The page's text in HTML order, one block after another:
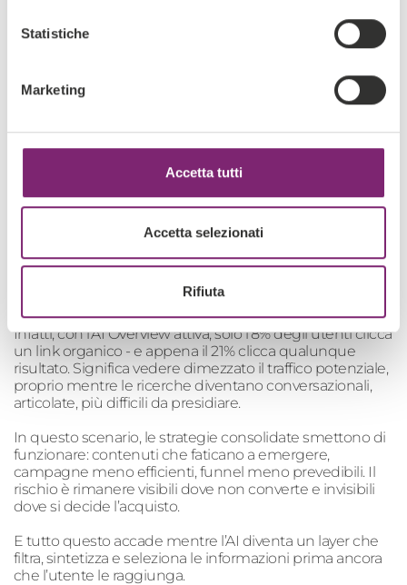
Statistiche
Marketing
Accetta tutti
Accetta selezionati
Rifiuta
Introduzione
L’introduzione dell’AI Overview riduce drasticamente la
visibilità dei risultati organici: quando compare, gli utenti
cliccano meno, navigano meno e trovano già ciò che
questo significa una perdita di traffico, di opportunità e
Infatti, con l’AI Overview attiva, solo l’8% degli utenti clicca
un link organico - e appena il 21% clicca qualunque
risultato. Significa vedere dimezzato il traffico potenziale,
proprio mentre le ricerche diventano conversazionali,
articolate, più difficili da presidiare.
In questo scenario, le strategie consolidate smettono di
funzionare: contenuti che faticano a emergere,
campagne meno efficienti, funnel meno prevedibili. Il
rischio è rimanere visibili dove non converte e invisibili
dove si decide l’acquisto.
E tutto questo accade mentre l’AI diventa un layer che
filtra, sintetizza e seleziona le informazioni prima ancora
che l’utente le raggiunga.